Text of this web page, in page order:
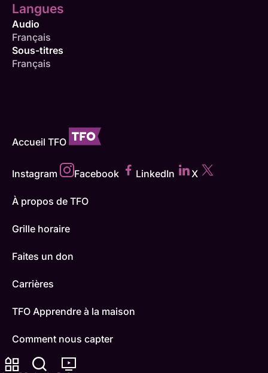
Langues
Audio
Français
Sous-titres
Français
Accueil TFO
Instagram Facebook LinkedIn X
À propos de TFO
Grille horaire
Faites un don
Carrières
TFO Apprendre à la maison
Comment nous capter
Contactez-nous